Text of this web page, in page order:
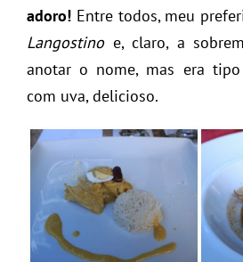
adoro! Entre todos, meu
Langostinoe, claro, a
anotar o nome, mas era
com uva, delicioso.